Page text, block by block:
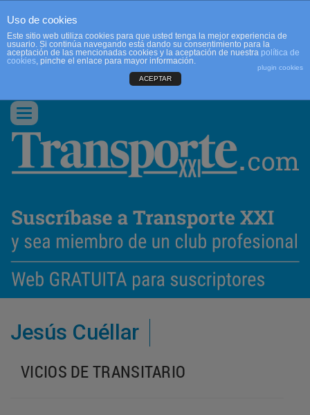
CONTACTO
Conmutar
navegación
Jesús Cuéllar
VICIOS DE TRANSITARIO
Uso de cookies
Este sitio web utiliza cookies para que usted tenga la mejor experiencia de
usuario. Si continúa navegando está dando su consentimiento para la
aceptación de las mencionadas cookies y la aceptación de nuestra política de
cookies, pinche el enlace para mayor información.
plugin cookies
ACEPTAR